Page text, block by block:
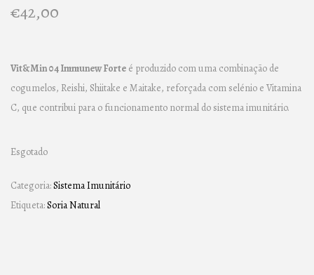
€42,00
Vit&Min 04 Immunew Forte é produzido com uma combinação de
cogumelos, Reishi, Shiitake e Maitake, reforçada com selénio e Vitamina
C, que contribui para o funcionamento normal do sistema imunitário.
Esgotado
Categoria:Sistema Imunitário
Etiqueta:Soria Natural